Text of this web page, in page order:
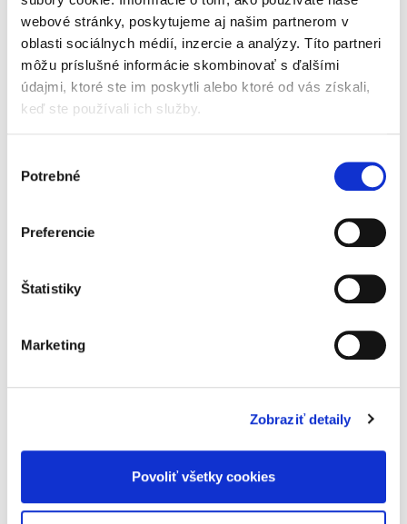
webové stránky, poskytujeme aj našim partnerom v
oblasti sociálnych médií, inzercie a analýzy. Títo partneri
môžu príslušné informácie skombinovať s ďalšími
údajmi, ktoré ste im poskytli alebo ktoré od vás získali,
keď ste používali ich služby.
súhlasu
Potrebné
Preferencie
Štatistiky
Marketing
Zobraziť detaily
Povoliť všetky cookies
Žaloba na ochranu
osobnosti ako
účinný prostriedok
21,00 €
Publikácia približuje rozhodnutia Európskeho
osobnosti vyhodnotená týmto medzinárodným
súdom ako účinný...
Právne aspekty
vozidiel